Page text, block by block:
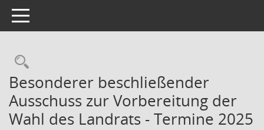
Toggle navigation
Rechercheauswahl
Besonderer beschließender
Ausschuss zur Vorbereitung der
Wahl des Landrats - Termine 2025